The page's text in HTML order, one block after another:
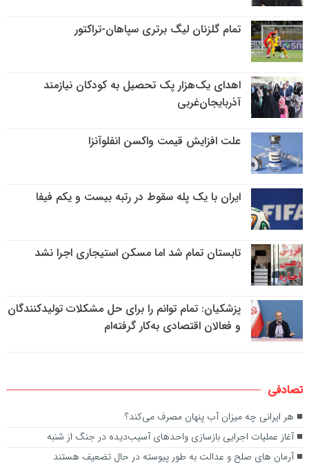
تمام گلزنان لیگ‌ برتری سپاهان-تراکتور
اهدای یک‌هزار پک تحصیل به کودکان نیازمند
آذربایجان‌غربی
علت افزایش قیمت واکسن انفلوآنزا
ایران با یک پله سقوط در رتبه بیست و یکم فیفا
تابستان تمام شد اما مسکن استیجاری اجرا نشد
پزشکیان: تمام توانم را برای حل مشکلات تولیدکنندگان
و فعالان اقتصادی به‌کار گرفته‌ام
تصادفی
هر ایرانی چه میزان آب پنهان مصرف می‌کند؟
آغاز عملیات اجرایی بازسازی واحد‌های آسیب‌دیده در جنگ از شنبه
آرمان های صلح و عدالت به طور پیوسته در حال تضعیف هستند